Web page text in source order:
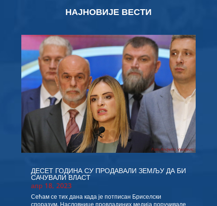
НАЈНОВИЈЕ ВЕСТИ
ДЕСЕТ ГОДИНА СУ ПРОДАВАЛИ ЗЕМЉУ ДА БИ
САЧУВАЛИ ВЛАСТ
апр 18, 2023
Сећам се тих дана када је потписан Бриселски
споразум. Насловнице провладиних медија поручивале